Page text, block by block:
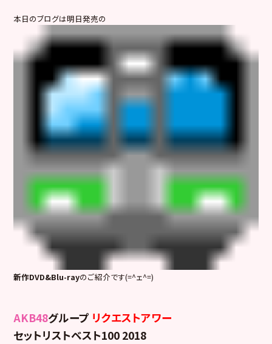
本日のブログは明日発売の
新作DVD&Blu-rayのご紹介です(=^ェ^=)
AKB48グループ リクエストアワー
セットリストベスト100 2018